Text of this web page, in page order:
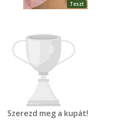
Teszt
Szerezd meg a kupát!